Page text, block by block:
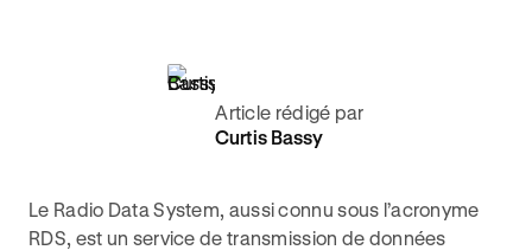
Article rédigé par
Curtis Bassy
Le Radio Data System, aussi connu sous l’acronyme
RDS, est un service de transmission de données